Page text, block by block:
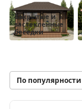
Закрытые и
застекленные
беседки